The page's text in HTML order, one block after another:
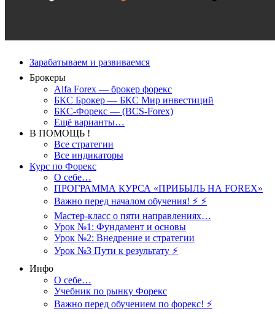
Зарабатываем и развиваемся
Брокеры
Alfa Forex — брокер форекс
БКС Брокер — БКС Мир инвестиций
БКС-Форекс — (BCS-Forex)
Ещё варианты…
В ПОМОЩЬ !
Все стратегии
Все индикаторы
Курс по Форекс
О себе…
ПРОГРАММА КУРСА «ПРИБЫЛЬ НА FOREX»
Важно перед началом обучения! ⚡ ⚡
Мастер-класс о пяти направлениях…
Урок №1: Фундамент и основы
Урок №2: Внедрение и стратегии
Урок №3 Пути к результату ⚡️
Инфо
О себе…
Учебник по рынку Форекс
Важно перед обучением по форекс! ⚡